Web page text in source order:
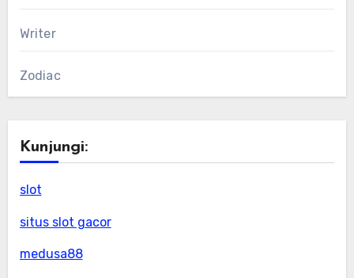
Writer
Zodiac
Kunjungi:
slot
situs slot gacor
medusa88